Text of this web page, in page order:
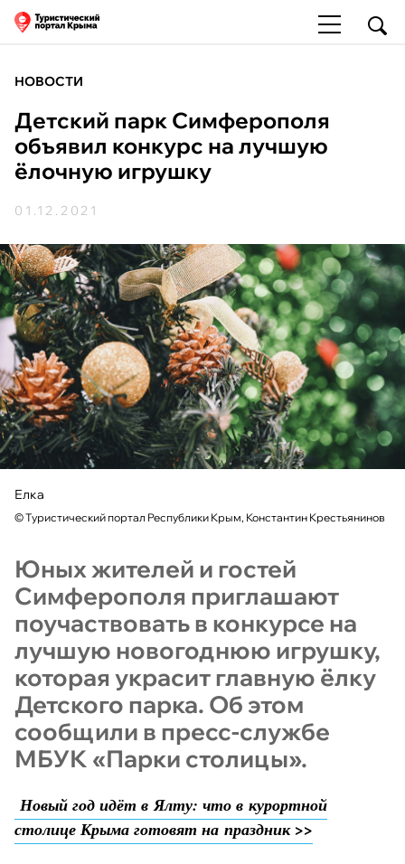
НОВОСТИ
Детский парк Симферополя
объявил конкурс на лучшую
ёлочную игрушку
01.12.2021
Елка
©Туристический портал Республики Крым, Константин Крестьянинов
Юных жителей и гостей
Симферополя приглашают
поучаствовать в конкурсе на
лучшую новогоднюю игрушку,
которая украсит главную ёлку
Детского парка. Об этом
сообщили в пресс-службе
МБУК «Парки столицы».
Новый год идёт в Ялту: что в курортной
столице Крыма готовят на праздник >>